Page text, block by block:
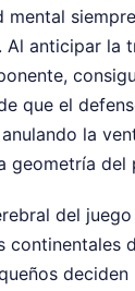
mental
Al anticipar la
que el
la
geometría del
del
continentales